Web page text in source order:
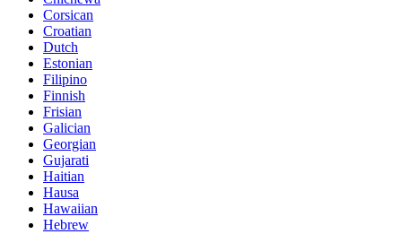
Corsican
Croatian
Dutch
Estonian
Filipino
Finnish
Frisian
Galician
Georgian
Gujarati
Haitian
Hausa
Hawaiian
Hebrew